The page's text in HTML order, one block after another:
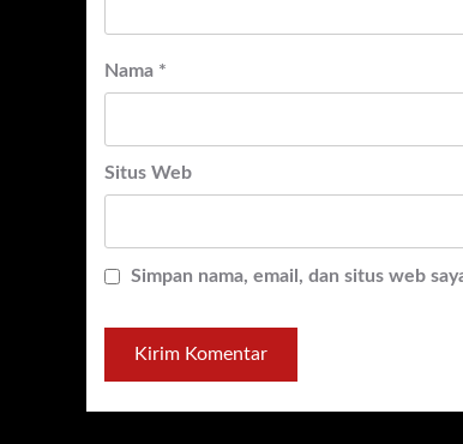
Nama *
Situs Web
Simpan nama, email, dan situs web